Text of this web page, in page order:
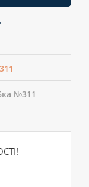
№311